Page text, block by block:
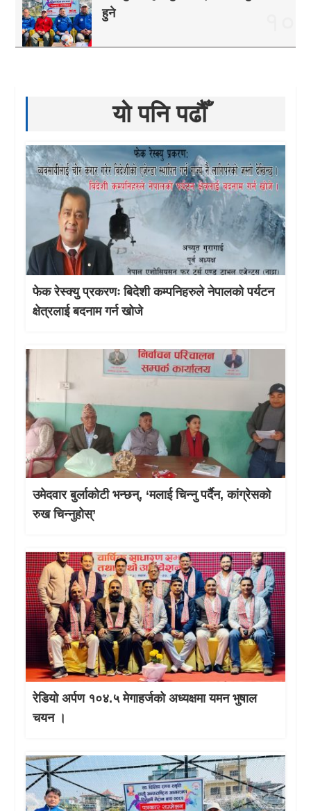
हुने
यो पनि पढौँ
फेक रेस्क्यु प्रकरणः बिदेशी कम्पनिहरुले नेपालको पर्यटन
क्षेत्रलाई बदनाम गर्न खोजे
उमेदवार बुर्लाकोटी भन्छन्, ‘मलाई चिन्नु पर्दैन, कांग्रेसको
रुख चिन्नुहोस्’
रेडियो अर्पण १०४.५ मेगाहर्जको अध्यक्षमा यमन भुषाल
चयन ।